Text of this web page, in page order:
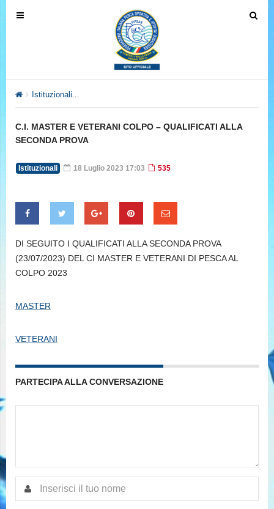
T
v
g
a
T
Istituzionali
C.I. MASTER E VETERANI COLPO – QUALIFICATI ALLA
SECONDA PROVA
Istituzionali 18 Luglio 2023 17:03 535
DI SEGUITO I QUALIFICATI ALLA SECONDA PROVA
(23/07/2023) DEL CI MASTER E VETERANI DI PESCA AL
COLPO 2023
MASTER
VETERANI
PARTECIPA ALLA CONVERSAZIONE